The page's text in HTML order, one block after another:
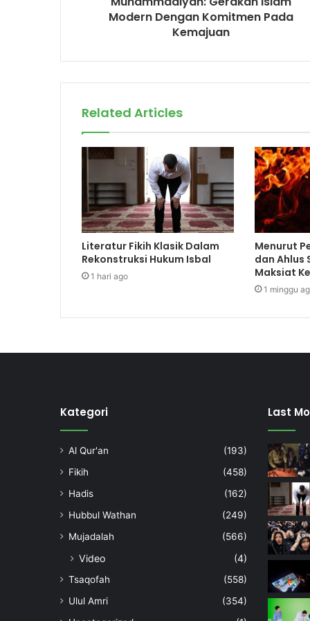
Modern Dengan Komitmen Pada
Kemajuan
Related Articles
Literatur Fikih Klasik Dalam
Rekonstruksi Hukum Isbal
1 hari ago
Menurut
dan Ahlus
Maksiat
1 minggu
Kategori
Al Qur'an
(193)
Fikih
(458)
Hadis
(162)
Hubbul Wathan
(249)
Mujadalah
(566)
Video (4)
Tsaqofah
(558)
Ulul Amri
(354)
Last